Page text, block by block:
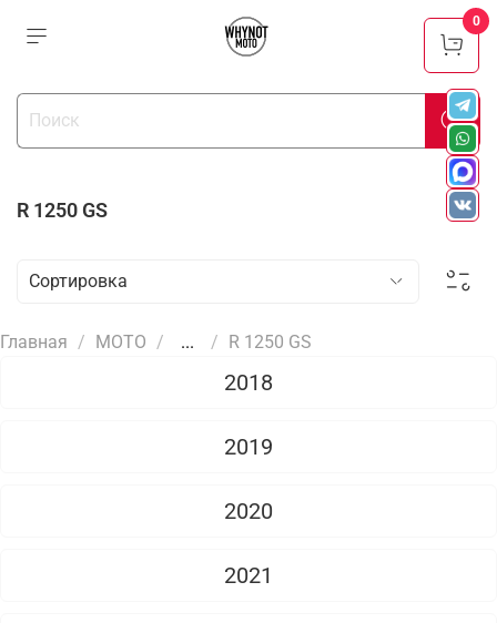
R 1250 GS
Главная МОТО ... R 1250 GS
2018
2019
2020
2021
0